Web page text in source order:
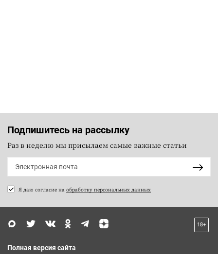
Подпишитесь на рассылку
Раз в неделю мы присылаем самые важные статьи
Я даю согласие на обработку персональных данных
18+
Полная версия сайта